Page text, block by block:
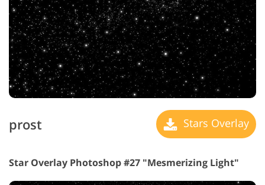
prost Stars Overlay
Star Overlay Photoshop #27 "Mesmerizing Light"